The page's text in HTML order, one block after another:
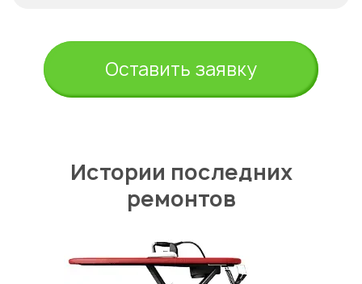
Оставить заявку
Истории последних
ремонтов